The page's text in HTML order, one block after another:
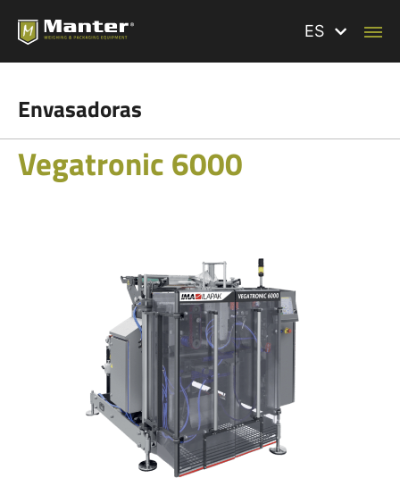
ES
Envasadoras
Vegatronic 6000